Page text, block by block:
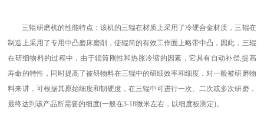
三辊研磨机的性能特点：该机的三辊在材质上采用了冷硬合金材质，三辊在
制造上采用了专用中凸磨床磨削，使辊筒的有效工作面上略带中凸，因此，三辊
在研细物料的过程中，由于辊筒刚性和热胀冷缩的因素，它具有自动补偿,提高
寿命的特性，同时提高了被研物料在三辊中的研细效率和细度．对一般被研磨物
料来讲，可根据其原始细度和韧硬度，在三辊中可进行一次、二次或多次研磨，
最终达到该产品所需要的细度(一般在3-18微米左右，以细度板测定)。